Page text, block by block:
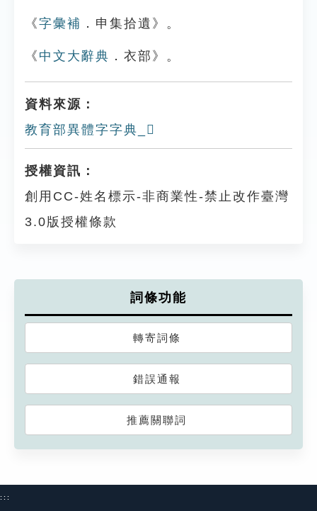
《字彙補 ．申集拾遺》。
《 中文大辭典 ．衣部》。
資料來源：
教育部異體字字典_𧟂
授權資訊：
創用CC-姓名標示-非商業性-禁止改作臺灣
3.0版授權條款
詞條功能
轉寄詞條
錯誤通報
推薦關聯詞
:::